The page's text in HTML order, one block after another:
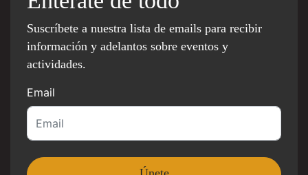
Suscríbete a nuestra lista de emails para recibir
información y adelantos sobre eventos y
actividades.
Email